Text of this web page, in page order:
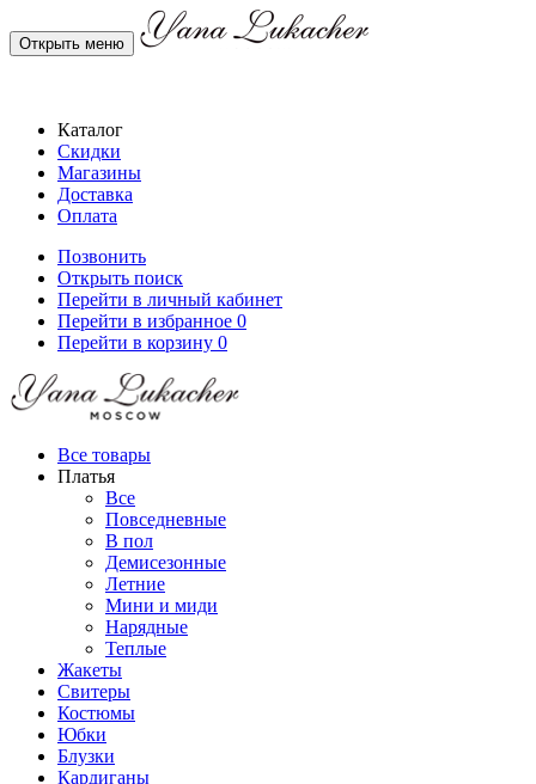
Открыть меню
Каталог
Скидки
Магазины
Доставка
Оплата
Позвонить
Открыть поиск
Перейти в личный кабинет
Перейти в избранное 0
Перейти в корзину 0
Все товары
Платья
Все
Повседневные
В пол
Демисезонные
Летние
Мини и миди
Нарядные
Теплые
Жакеты
Свитеры
Костюмы
Юбки
Блузки
Кардиганы